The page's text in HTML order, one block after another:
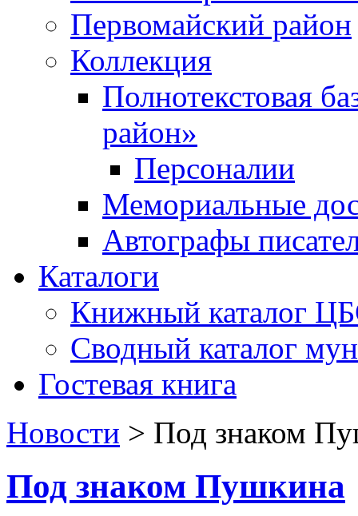
Первомайский район
Коллекция
Полнотекстовая
район»
Персоналии
Мемориальные
Автографы
Каталоги
Книжный каталог
Сводный каталог
Гостевая книга
Новости > Под знаком
Под знаком Пушкина